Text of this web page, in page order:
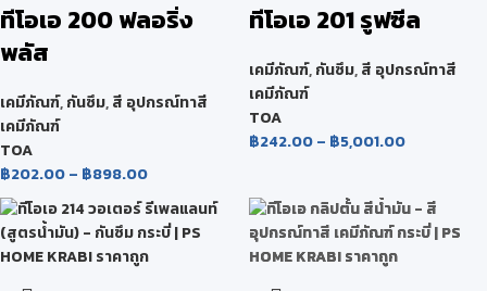
ทีโอเอ 200 ฟลอริ่ง
พลัส
เคมีภัณฑ์,กันซึม,สี อุปกรณ์ทาสี
เคมีภัณฑ์
TOA
฿202.00– ฿898.00
ทีโอเอ 201 รูฟซีล
เคมีภัณฑ์,กันซึม,สี อุปกรณ์ทาสี
เคมีภัณฑ์
TOA
฿242.00– ฿5,001.00